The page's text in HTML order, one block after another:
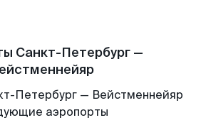
Санкт-Петербург —
Петербург — Вейстменнейяр
аэропорты